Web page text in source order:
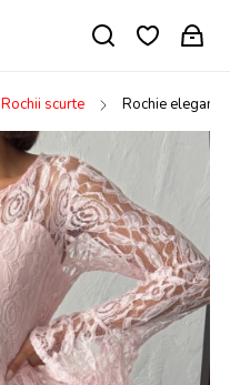
Rochii scurte Rochie